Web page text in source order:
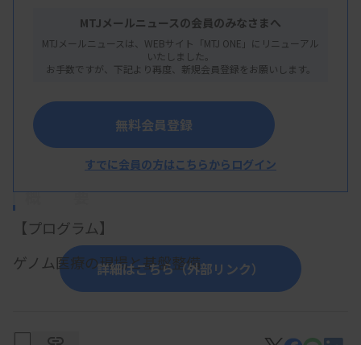
主 催
日本遺伝子診療学会 遺伝子診断・検査技術推進
フォーラム実行委員会
概 要
【プログラム】
ゲノム医療の現場と基盤整備
第１部 医療現場におけるゲノム医療最前線
詳細はこちら（外部リンク）
MTJメールニュースの会員のみなさまへ
MTJメールニュースは、WEBサイト「MTJ ONE」にリニューアル
いたしました。
お手数ですが、下記より再度、新規会員登録をお願いします。
無料会員登録
すでに会員の方はこちらからログイン